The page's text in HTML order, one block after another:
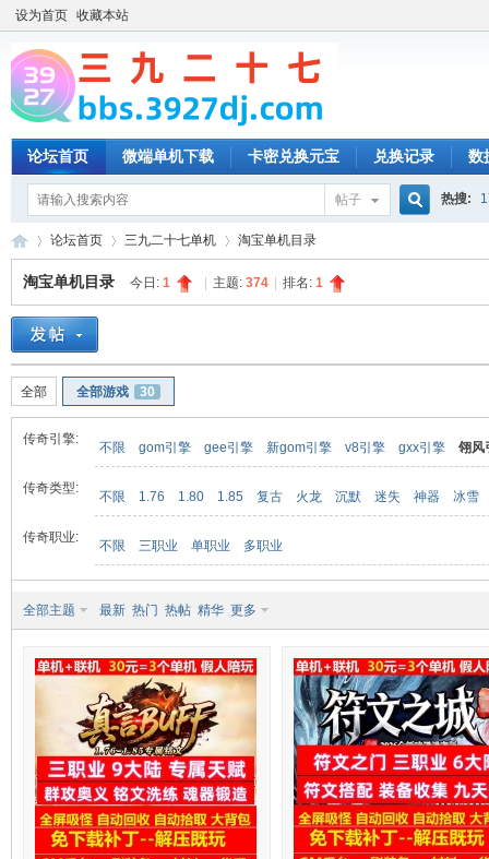
设为首页 收藏本站
论坛首页 微端单机下载 卡密兑换元宝 兑换记录 数
帖子 热搜:
»
论坛首页 三九二十七单机 淘宝单机目录
淘宝单机目录 今日: 1 主题: 374 排名: 1
全部 全部游戏 30
传奇引擎:
不限 gom引擎 gee引擎 新gom引擎 v8引擎 gxx引擎 翎风
传奇类型:
不限 1.76 1.80 1.85 复古 火龙 沉默 迷失 神器 冰雪
传奇职业:
不限 三职业 单职业 多职业
全部主题 最新 热门 热帖 精华 更多